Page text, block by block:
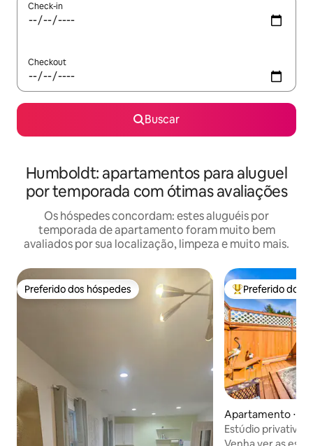
Check-in
Checkout
Buscar
Humboldt: apartamentos para aluguel
por temporada com ótimas avaliações
Os hóspedes concordam: estes aluguéis por
temporada de apartamento foram muito bem
avaliados por sua localização, limpeza e muito mais.
Preferido dos hóspedes
Preferido dos hóspedes Entre os
Preferido dos
Apartamento ⋅
Estúdio privativo
banheira de